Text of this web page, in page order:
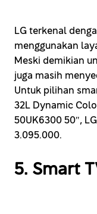
LG terkenal
menggunakan
Meski demikian
juga masih
Untuk pilihan
32L Dynamic
50UK6300 50″,
3.095.000.
5. Smart